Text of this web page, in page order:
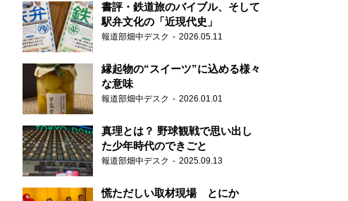
書評・鉄道旅のバイブル、そして
駅弁文化の「近現代史」
報道部畑中デスク 2026.05.11
縁起物の“スイーツ”に込める様々
な意味
報道部畑中デスク 2026.01.01
真理とは？ 野球観戦で思い出し
た少年時代のできごと
報道部畑中デスク 2025.09.13
慌ただしい取材現場 とにか